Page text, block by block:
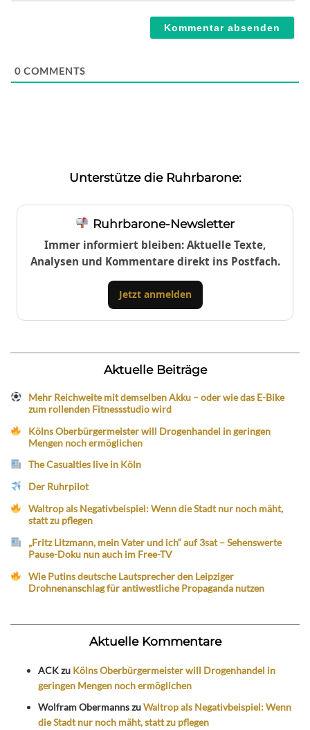
0 COMMENTS
Unterstütze die Ruhrbarone:
Ruhrbarone-Newsletter
Immer informiert bleiben: Aktuelle Texte,
Analysen und Kommentare direkt ins Postfach.
Jetzt anmelden
Aktuelle Beiträge
Mehr Reichweite mit demselben Akku – oder wie das E-Bike
zum rollenden Fitnessstudio wird
Kölns Oberbürgermeister will Drogenhandel in geringen
Mengen noch ermöglichen
The Casualties live in Köln
Der Ruhrpilot
Waltrop als Negativbeispiel: Wenn die Stadt nur noch mäht,
statt zu pflegen
„Fritz Litzmann, mein Vater und ich“ auf 3sat – Sehenswerte
Pause-Doku nun auch im Free-TV
Wie Putins deutsche Lautsprecher den Leipziger
Drohnenanschlag für antiwestliche Propaganda nutzen
Aktuelle Kommentare
ACKzu Kölns Oberbürgermeister will Drogenhandel in
geringen Mengen noch ermöglichen
Wolfram ObermannszuWaltrop als Negativbeispiel: Wenn
die Stadt nur noch mäht, statt zu pflegen